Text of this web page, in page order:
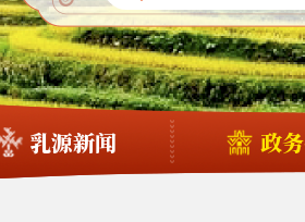
乳源新闻 政